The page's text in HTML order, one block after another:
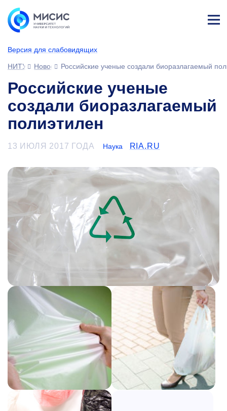
Версия для слабовидящих
ине
НИТУ МИСИС
НовостиРоссийские ученые создали биоразлагаемый
Российские ученые
создали биоразлагаемый
полиэтилен
13 ИЮЛЯ 2017 ГОДА Наука RIA.RU